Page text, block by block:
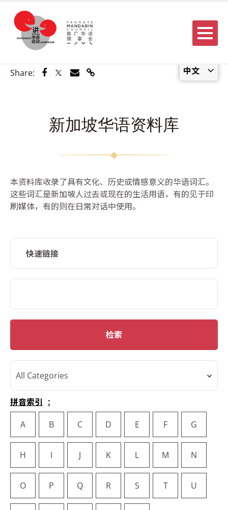
中文
Menu
Share: Share via Facebook
Share via Twitter
Share via Email
Share via Link
新加坡华语资料库
本资料库收录了具有文化、历史或情感意义的华语词汇。
这些词汇是新加坡人过去或现在的生活用语，有的见于印
刷媒体，有的则在日常对话中使用。
快速链接
检索
All Categories
拼音索引
A
B C D E F G
H I J K L M N
O P Q R S T U